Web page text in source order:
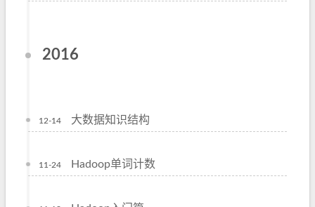
2016
12-14 大数据知识结构
11-24 Hadoop单词计数